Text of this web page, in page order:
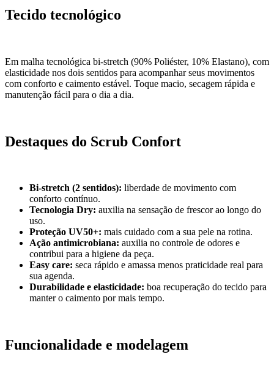
Tecido tecnológico
Em malha tecnológica bi-stretch (90% Poliéster, 10% Elastano), com
elasticidade nos dois sentidos para acompanhar seus movimentos
com conforto e caimento estável. Toque macio, secagem rápida e
manutenção fácil para o dia a dia.
Destaques do Scrub Confort
Bi-stretch (2 sentidos): liberdade de movimento com
conforto contínuo.
Tecnologia Dry: auxilia na sensação de frescor ao longo do
uso.
Proteção UV50+: mais cuidado com a sua pele na rotina.
Ação antimicrobiana: auxilia no controle de odores e
contribui para a higiene da peça.
Easy care: seca rápido e amassa menos praticidade real para
sua agenda.
Durabilidade e elasticidade: boa recuperação do tecido para
manter o caimento por mais tempo.
Funcionalidade e modelagem